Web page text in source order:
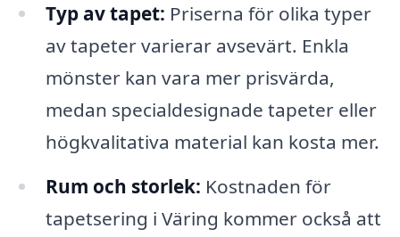
Typ av tapet: Priserna för olika typer
av tapeter varierar avsevärt. Enkla
mönster kan vara mer prisvärda,
medan specialdesignade tapeter eller
högkvalitativa material kan kosta mer.
Rum och storlek: Kostnaden för
tapetsering i Väring kommer också att